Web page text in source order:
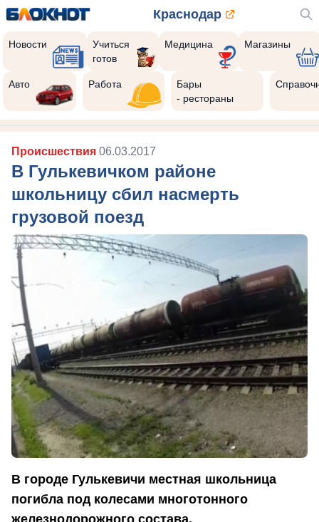
Краснодар
Новости
Учиться
готов
Медицина Магазины
Авто Работа
Бары
- рестораны
Происшествия 06.03.2017
В Гулькевичком районе
школьницу сбил насмерть
грузовой поезд
В городе Гулькевичи местная школьница
погибла под колесами многотонного
железнодорожного состава.